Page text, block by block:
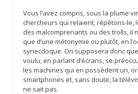
Vous l’avez compris, sous la plume
chercheurs qui relaient, répétons-le,
des malcomprenants ou des trolls, il
que d’une métonymie ou plutôt, en
synecdoque. On supposera donc
voulu, en parlant d’écrans, se
les machines qui en possèdent un,
smartphones et, sans doute, la
ne sait pas.